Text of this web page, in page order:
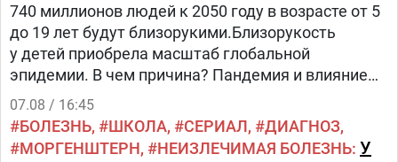
740 миллионов людей к 2050 году в возрасте от 5
до 19 лет будут близорукими.Близорукость
у детей приобрела масштаб глобальной
эпидемии. В чем причина? Пандемия и влияние
технологий: дети много времени проводят перед
экранами.
07.08 / 16:45
БОЛЕЗНЬ ШКОЛА СЕРИАЛ
ДИАГНОЗ
МОРГЕНШТЕРН
НЕИЗЛЕЧИМАЯ БОЛЕЗНЬ У